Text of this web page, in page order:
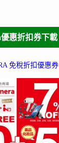
惠折扣券下載
免稅折扣優惠券